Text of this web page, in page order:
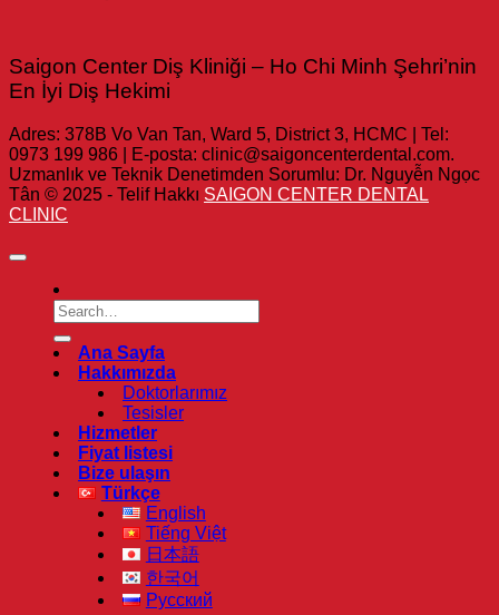
Saigon Center Diş Kliniği – Ho Chi Minh Şehri’nin
En İyi Diş Hekimi
Adres: 378B Vo Van Tan, Ward 5, District 3, HCMC | Tel:
0973 199 986 | E-posta: clinic@saigoncenterdental.com.
Uzmanlık ve Teknik Denetimden Sorumlu: Dr. Nguyễn Ngọc
Tân © 2025 - Telif Hakkı SAIGON CENTER DENTAL
CLINIC
Ana Sayfa
Hakkımızda
Doktorlarımız
Tesisler
Hizmetler
Fiyat listesi
Bize ulaşın
Türkçe
English
Tiếng Việt
日本語
한국어
Русский